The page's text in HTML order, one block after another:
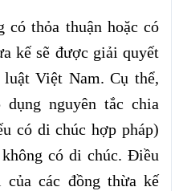
có thỏa thuận hoặc có
kế sẽ được giải quyết
Việt Nam. Cụ thể,
nguyên tắc chia
có di chúc hợp pháp)
có di chúc. Điều
các đồng thừa kế